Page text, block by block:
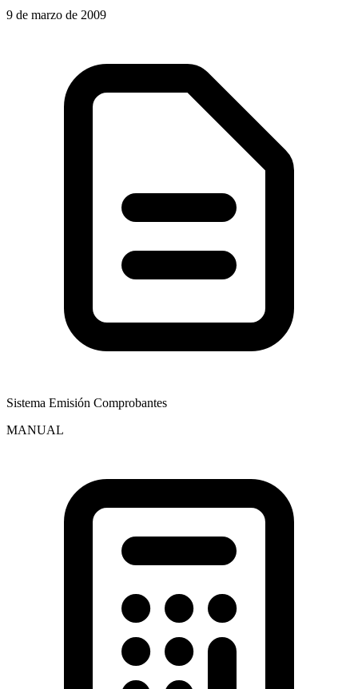
9 de marzo de 2009
Sistema Emisión Comprobantes
MANUAL